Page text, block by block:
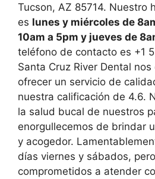
Tucson, AZ 85714. Nuestro
es lunes y miércoles de
10am a 5pm y jueves de
teléfono de contacto es +1
Santa Cruz River Dental
ofrecer un servicio de
nuestra calificación de 4.6.
la salud bucal de nuestros
enorgullecemos de brindar
y acogedor.
días viernes y sábados,
comprometidos a atender